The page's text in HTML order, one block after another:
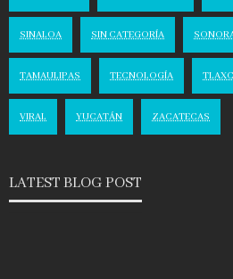
SINALOA SIN CATEGORÍA
TAMAULIPAS TECNOLOGÍA
VIRAL YUCATÁN ZACATECAS
LATEST BLOG POST